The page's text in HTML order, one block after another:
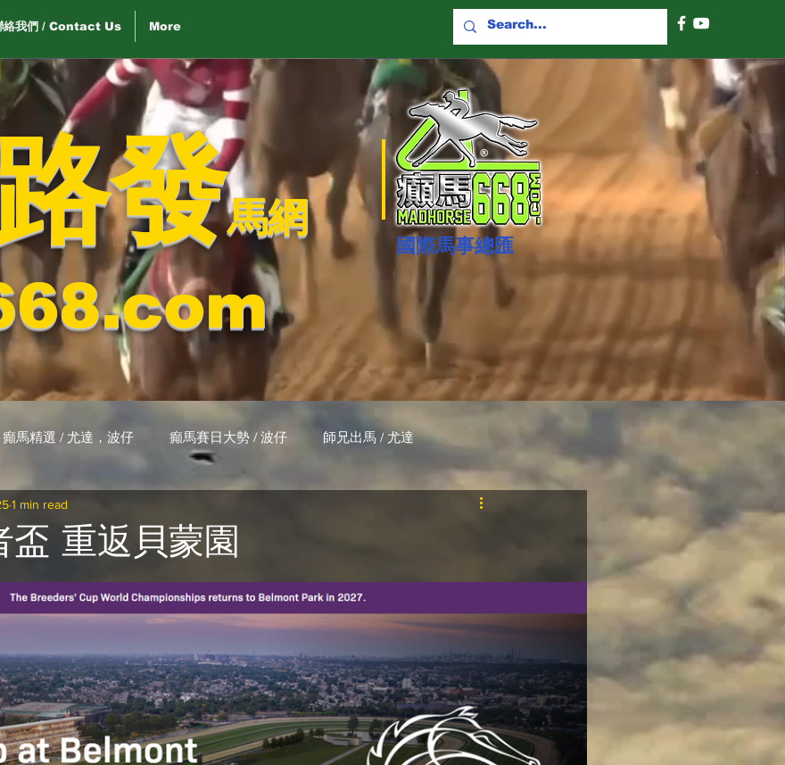
絡我們 / Contact Us More
發馬網
國際​馬事總匯
癲馬精選 / 尤達，波仔 癲馬賽日大勢 / 波仔 師兄出馬 / 尤達
/ LakLak 自購馬透視 / G.C.
/ Gallant Chief 綠茵新貴 / 馬森 賽事排位 (香港) / 資料組
合作成績 (香港) / 資料組 騎練場地數據 (香港) / 資料組 賽事報名 (香港) / 資料組
重返貝蒙園
1 min read